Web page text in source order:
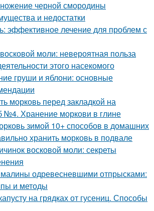
черной смородины
и недостатки
эффективное лечение для проблем с
моли: невероятная польза
этого насекомого
груши и яблони: основные
морковь перед закладкой на
№4. Хранение моркови в глине
зимой 10+ способов в домашних
хранить морковь в подвале
восковой моли: секреты
одревесневшими отпрысками:
и методы
на грядках от гусениц. Способы